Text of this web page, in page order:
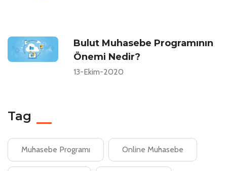
Bulut Muhasebe Programının
Önemi Nedir?
13-Ekim-2020
Tag
Muhasebe Programı Online Muhasebe